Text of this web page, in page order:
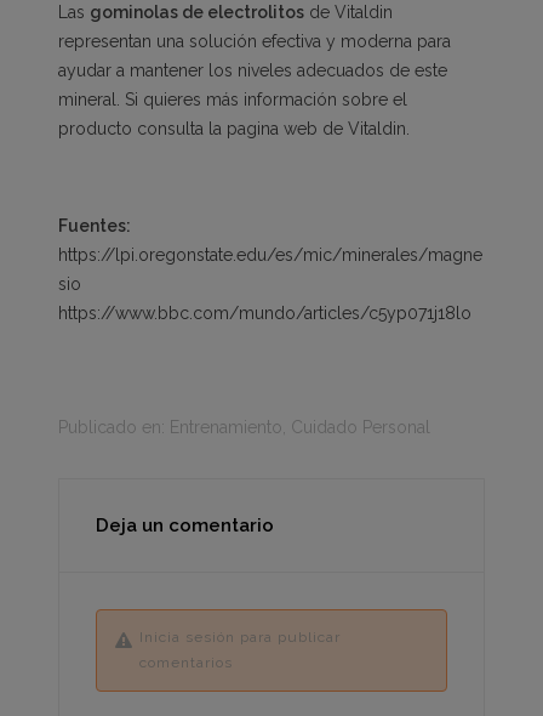
Las gominolas de electrolitos de Vitaldin
representan una solución efectiva y moderna para
ayudar a mantener los niveles adecuados de este
mineral. Si quieres más información sobre el
producto consulta la pagina web de Vitaldin.
Fuentes:
https://lpi.oregonstate.edu/es/mic/minerales/magne
sio
https://www.bbc.com/mundo/articles/c5yp071j18lo
Publicado en: Entrenamiento Cuidado Personal
Deja un comentario
Inicia sesión para publicar
comentarios